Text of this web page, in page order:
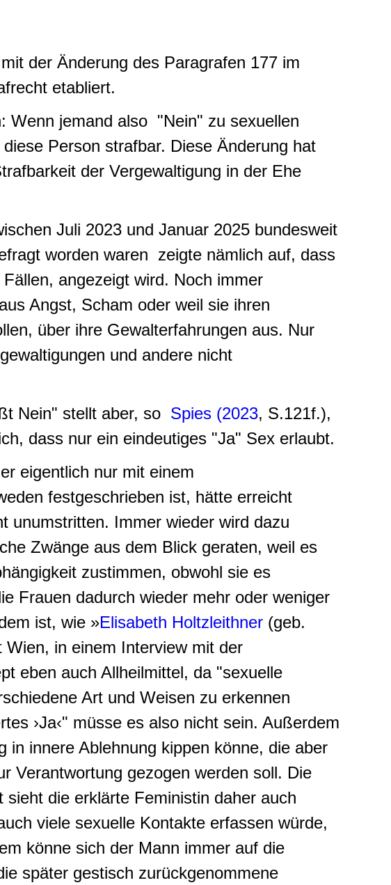
der Änderung des Paragrafen 177 im
etabliert.
Wenn jemand also "Nein" zu sexuellen
Person strafbar. Diese Änderung hat
der Vergewaltigung in der Ehe
Juli 2023 und Januar 2025 bundesweit
worden waren zeigte nämlich auf, dass
angezeigt wird. Noch immer
Angst, Scham oder weil sie ihren
über ihre Gewalterfahrungen aus. Nur
und andere nicht
Nein" stellt aber, so Spies (2023, S.121f.),
dass nur ein eindeutiges "Ja" Sex erlaubt.
eigentlich nur mit einem
festgeschrieben ist, hätte erreicht
unumstritten. Immer wieder wird dazu
Zwänge aus dem Blick geraten, weil es
zustimmen, obwohl sie es
Frauen dadurch wieder mehr oder weniger
ist, wie »Elisabeth Holtzleithner (geb.
in einem Interview mit der
eben auch Allheilmittel, da "sexuelle
Art und Weisen zu erkennen
›Ja‹" müsse es also nicht sein. Außerdem
innere Ablehnung kippen könne, die aber
Verantwortung gezogen werden soll. Die
die erklärte Feministin daher auch
viele sexuelle Kontakte erfassen würde,
könne sich der Mann immer auf die
später gestisch zurückgenommene